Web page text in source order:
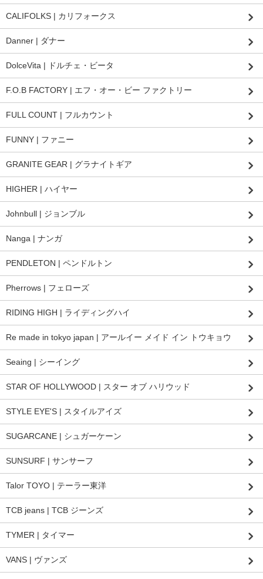
CALIFOLKS | カリフォークス
Danner | ダナー
DolceVita | ドルチェ・ビータ
F.O.B FACTORY | エフ・オー・ビー ファクトリー
FULL COUNT | フルカウント
FUNNY | ファニー
GRANITE GEAR | グラナイトギア
HIGHER | ハイヤー
Johnbull | ジョンブル
Nanga | ナンガ
PENDLETON | ペンドルトン
Pherrows | フェローズ
RIDING HIGH | ライディングハイ
Re made in tokyo japan | アールイー メイド イン トウキョウ
Seaing | シーイング
STAR OF HOLLYWOOD | スター オブ ハリウッド
STYLE EYE'S | スタイルアイズ
SUGARCANE | シュガーケーン
SUNSURF | サンサーフ
Talor TOYO | テーラー東洋
TCB jeans | TCB ジーンズ
TYMER | タイマー
VANS | ヴァンズ